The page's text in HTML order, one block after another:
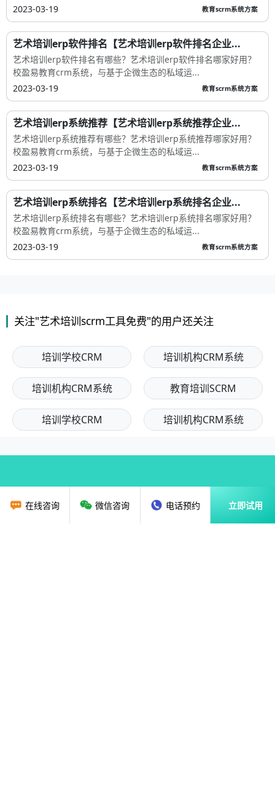
2023-03-19
教育scrm系统方案
艺术培训erp软件排名【艺术培训erp软件排名企业...
艺术培训erp软件排名有哪些？艺术培训erp软件排名哪家好用？
校盈易教育crm系统，与基于企微生态的私域运...
2023-03-19
教育scrm系统方案
艺术培训erp系统推荐【艺术培训erp系统推荐企业...
艺术培训erp系统推荐有哪些？艺术培训erp系统推荐哪家好用？
校盈易教育crm系统，与基于企微生态的私域运...
2023-03-19
教育scrm系统方案
艺术培训erp系统排名【艺术培训erp系统排名企业...
艺术培训erp系统排名有哪些？艺术培训erp系统排名哪家好用？
校盈易教育crm系统，与基于企微生态的私域运...
2023-03-19
教育scrm系统方案
关注"艺术培训scrm工具免费"的用户还关注
培训学校CRM 培训机构CRM系统
培训机构CRM系统 教育培训SCRM
培训学校CRM 培训机构CRM系统
在线咨询 微信咨询 电话预约 立即试用